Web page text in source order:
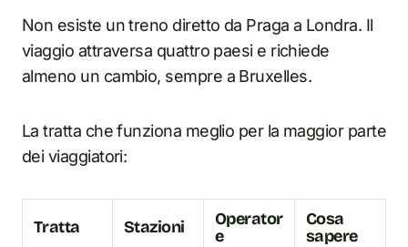
Non esiste un treno diretto da Praga a Londra. Il
viaggio attraversa quattro paesi e richiede
almeno un cambio, sempre a Bruxelles.
La tratta che funziona meglio per la maggior parte
dei viaggiatori:
Tratta Stazioni
Operator
e
Cosa
sapere